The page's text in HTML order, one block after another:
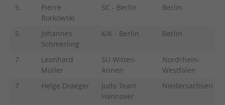
5.
Pierre
Borkowski
SC - Berlin Berlin
5.
Johannes
Schmerling
KiK - Berlin Berlin
7.
Leonhard
Müller
SU Witten-
Annen
Nordrhein-
Westfalen
7.
Helge Draeger
Judo Team
Hannover
Niedersachsen